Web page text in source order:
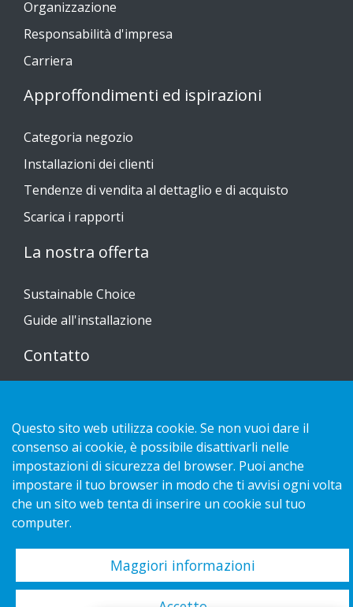
Organizzazione
Responsabilità d'impresa
Carriera
Approffondimenti ed ispirazioni
Categoria negozio
Installazioni dei clienti
Tendenze di vendita al dettaglio e di acquisto
Scarica i rapporti
La nostra offerta
Sustainable Choice
Guide all'installazione
Contatto
Cookies
Copyright 2026 HL Display AB. All rights reserved.
Questo sito web utilizza cookie. Se non vuoi dare il
consenso ai cookie, è possibile disattivarli nelle
impostazioni di sicurezza del browser. Puoi anche
impostare il tuo browser in modo che ti avvisi ogni volta
che un sito web tenta di inserire un cookie sul tuo
computer.
Maggiori informazioni